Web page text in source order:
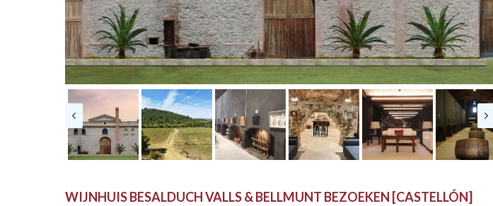
WIJNHUIS BESALDUCH VALLS & BELLMUNT BEZOEKEN [CASTELLÓN]